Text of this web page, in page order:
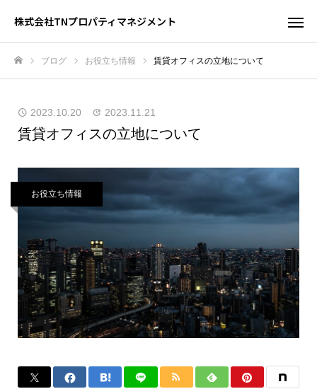
株式会社TNプロパティマネジメント
ブログ お役立ち情報 賃貸オフィスの立地について
2023.10.20 2023.11.21
賃貸オフィスの立地について
お役立ち情報